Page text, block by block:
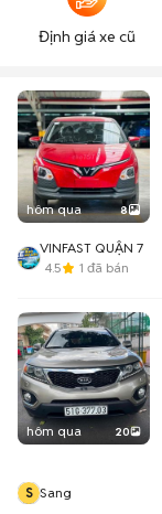
Định giá xe cũ
hôm qua 8
VINFAST QUẬN 7
4.5
1 đã bán
hôm qua 20
S Sang